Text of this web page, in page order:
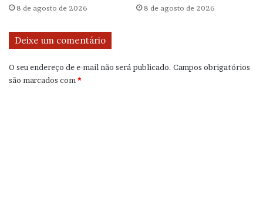
8 de agosto de 2026 8 de agosto de 2026
Deixe um comentário
O seu endereço de e-mail não será publicado. Campos obrigatórios
são marcados com*